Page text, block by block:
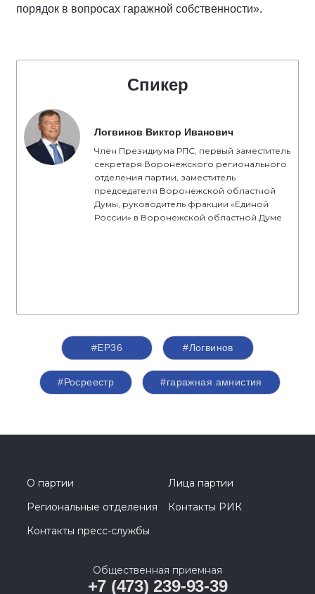
порядок в вопросах гаражной собственности».
Спикер
Логвинов Виктор Иванович
Член Президиума РПС, первый заместитель
секретаря Воронежского регионального
отделения партии, заместитель
председателя Воронежской областной
Думы, руководитель фракции «Единой
России» в Воронежской областной Думе
#ЕР36 #Логвинов
#Росреестр #гаражная амнистия
О партии
Лица партии
Региональные отделения
Контакты РИК
Контакты пресс-службы
Общественная приемная
+7 (473) 239-93-39